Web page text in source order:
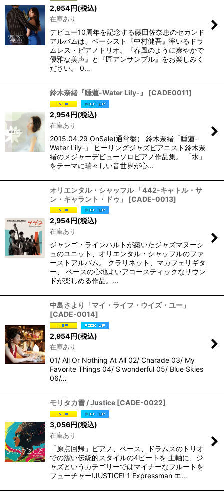
2,954円(税込)
在庫あり
デビュー10周年を記念する藤田佐奈恵のセカンド
アルバムは、ベーシスト『中村健吾』率いるドラ
ムレス・ピアノトリオ。『春風のように爽やかで
優雅な美声』と『匠アンサンブル』をお楽しみく
ださい。 0…
鈴木奈緒『睡蓮-Water Lily-』 [CADE0011]
2,954円(税込)
在庫あり
2015.04.29 OnSale(通常盤） 鈴木奈緒「睡蓮-
Water Lily-」 ヒーリングジャズピアニスト鈴木奈
緒のメジャーデビューソロピアノ作品集。 「水」
をテーマに瑞々しい音世界が心…
オリエンタル・シャッフル 「442-キャトル・サ
ン・キャラント・ドゥ」
[CADE-0013]
2,954 円(税込)
在庫あり
ジャンゴ・ラインハルトが築いたジャズマヌーシ
ュのユニット、オリエンタル・シャッフルのファ
ーストアルバム。 クラリネット、マカフェリギタ
ー、 ベースの心地よいアコースティックなサウン
ドが楽しめる作品。…
中島さより「マイ・ライフ・ウイズ・ユー」
[CADE-0014]
2,954円(税込)
在庫あり
01/ All Or Nothing At All 02/ Charade 03/ My
Favorite Things 04/ S'wonderful 05/ Blue Skies
06/…
モリタカ雪 / Justice [CADE-0022]
3,056円(税込)
在庫あり
「原点回帰」ピアノ、ベース、ドラムスのトリオ
での潔い伝統的スタイルの4ビートを 主軸に、ジ
ャズというカテゴリーではマイナーなフルートを
フューチャー!JUSTICE! 1 Expressman エ…